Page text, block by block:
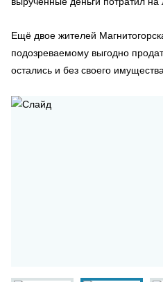
Ещё двое жителей
подозреваемому выгодно
остались и без своего